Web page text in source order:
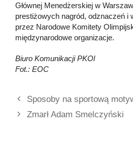
Głównej Menedżerskiej w
prestiżowych nagród, odznaczeń i
przez Narodowe Komitety
międzynarodowe organizacje.
Biuro Komunikacji PKOl
Fot.: EOC
Sposoby na sportową
Zmarł Adam Smelczyński